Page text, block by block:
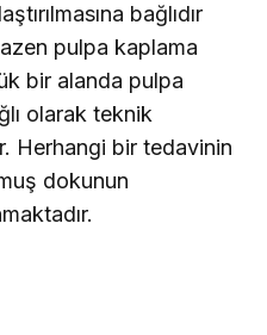
bağlıdır
pulpa kaplama
bir alanda pulpa
olarak teknik
Herhangi bir tedavinin
dokunun